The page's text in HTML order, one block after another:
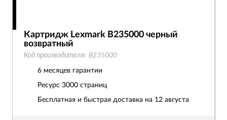
Картридж Lexmark B235000 черный
возвратный
Код производителя: B235000
6 месяцев гарантии
Ресурс 3000 страниц
Бесплатная и быстрая доставка на 12 августа